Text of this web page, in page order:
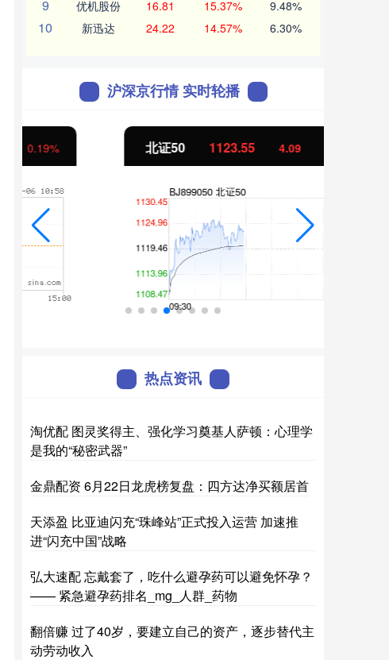
9 优机股份 16.81 15.37% 9.48%
10 新迅达 24.22 14.57% 6.30%
沪深京行情 实时轮播
1123.55 4.09 0.36%
热点资讯
淘优配 图灵奖得主、强化学习奠基人萨顿：心理学
是我的“秘密武器”
金鼎配资 6月22日龙虎榜复盘：四方达净买额居首
天添盈 比亚迪闪充“珠峰站”正式投入运营 加速推
进“闪充中国”战略
弘大速配 忘戴套了，吃什么避孕药可以避免怀孕？
—— 紧急避孕药排名_mg_人群_药物
翻倍赚 过了40岁，要建立自己的资产，逐步替代主
动劳动收入